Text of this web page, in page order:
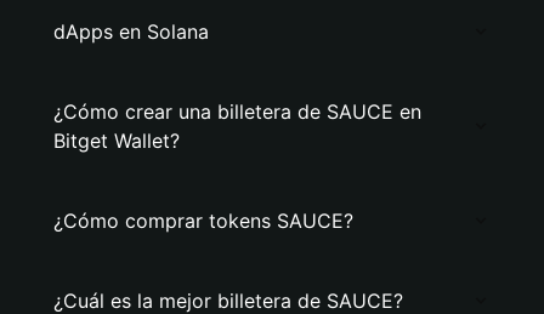
dApps en Solana
¿Cómo crear una billetera de SAUCE en
Bitget Wallet?
¿Cómo comprar tokens SAUCE?
¿Cuál es la mejor billetera de SAUCE?